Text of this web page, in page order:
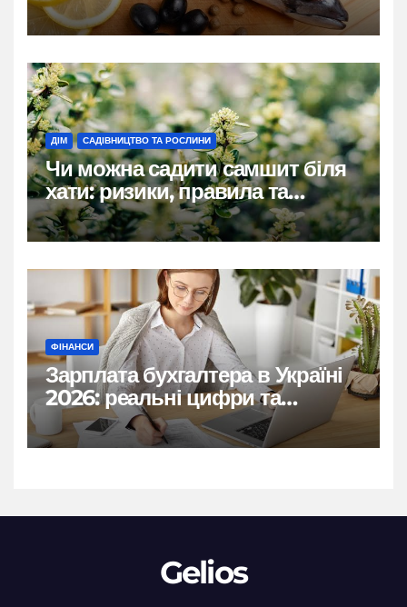
ДІМ САДІВНИЦТВО ТА РОСЛИНИ
Чи можна садити самшит біля
хати: ризики, правила та
практичні рішення
ФІНАНСИ
Зарплата бухгалтера в Україні
2026: реальні цифри та
нюанси
Gelios